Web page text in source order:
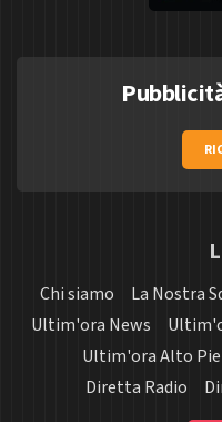
Chi siamo La Nostra
Ultim'ora News
Ultim'ora Alto
Diretta Radio